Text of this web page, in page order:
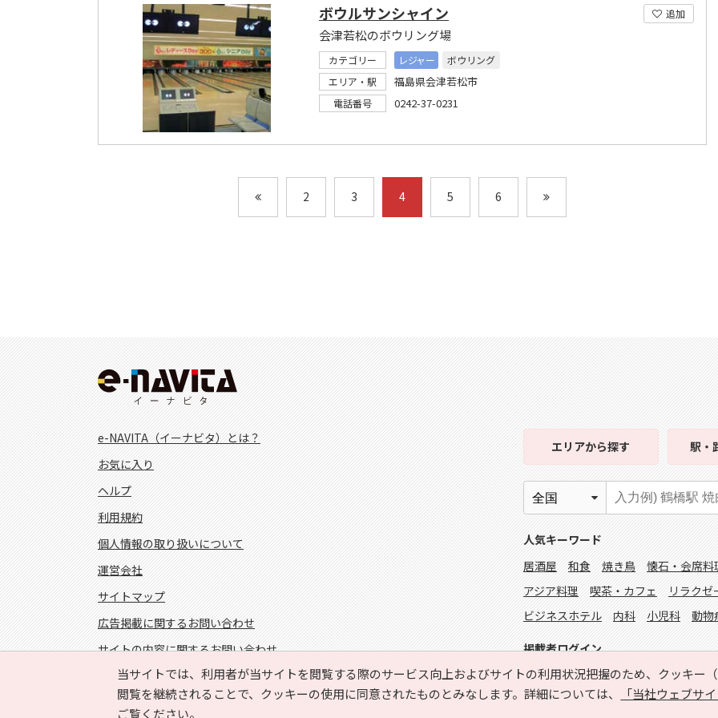
追加
ボウルサンシャイン
会津若松のボウリング場
カテゴリー レジャー
ボウリング
エリア・駅
福島県会津若松市
電話番号 0242-37-0231
2 3 4 5 6
当サイトでは、利用者が当サイトを閲覧する際のサービス向上およびサイトの利用状況把握のため、クッキー
閲覧を継続されることで、クッキーの使用に同意されたものとみなします。詳細については、
「当社ウェブサ
ご覧ください。
e-NAVITA（イーナビタ）とは？
お気に入り
ヘルプ
利用規約
個人情報の取り扱いについて
運営会社
サイトマップ
広告掲載に関するお問い合わせ
サイトの内容に関するお問い合わせ
エリアから探す 駅・
人気キーワード
居酒屋
和食 焼き鳥 懐石・会席料
アジア料理
喫茶・カフェ リラクゼ
ビジネスホテル
内科 小児科 動物
掲載者ログイン
FOLLOW US!